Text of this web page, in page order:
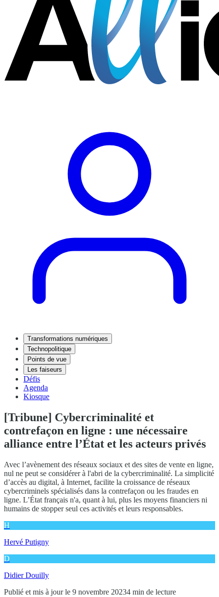
Transformations numériques
Technopolitique
Points de vue
Les faiseurs
Défis
Agenda
Kiosque
[Tribune] Cybercriminalité et
contrefaçon en ligne : une nécessaire
alliance entre l’État et les acteurs privés
Avec l’avènement des réseaux sociaux et des sites de vente en ligne,
nul ne peut se considérer à l'abri de la cybercriminalité. La simplicité
d’accès au digital, à Internet, facilite la croissance de réseaux
cybercriminels spécialisés dans la contrefaçon ou les fraudes en
ligne. L’État français n'a, quant à lui, plus les moyens financiers ni
humains de stopper seul ces activités et leurs responsables.
H
Hervé Putigny
D
Didier Douilly
Publié et mis à jour le 9 novembre 20234 min de lecture